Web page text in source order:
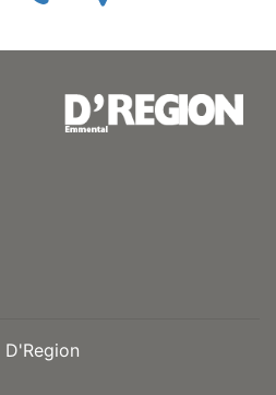
D'Region